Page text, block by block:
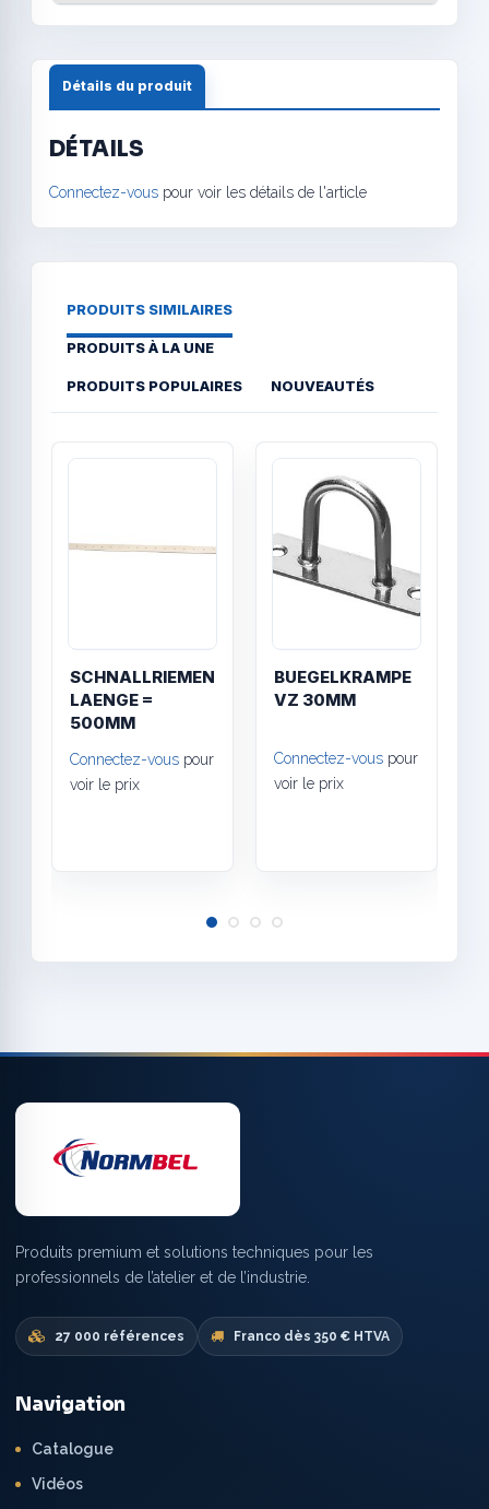
Détails du produit
DÉTAILS
Connectez-vous pour voir les détails de l'article
PRODUITS SIMILAIRES
PRODUITS À LA UNE
PRODUITS POPULAIRES NOUVEAUTÉS
Quick View
SCHNALLRIEMEN
LAENGE =
500MM
Connectez-vous pour
voir le prix
BUEGELKRAMPE
VZ 30MM
Connectez-vous pour
voir le prix
Produits premium et solutions techniques pour les
professionnels de l’atelier et de l’industrie.
27 000 références Franco dès 350 € HTVA
Navigation
Catalogue
Vidéos